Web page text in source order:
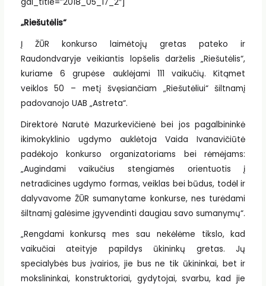
„Riešutėlis“
Į ŽŪR konkurso laimėtojų gretas pateko ir
Raudondvaryje veikiantis lopšelis darželis „Riešutėlis“,
kuriame 6 grupėse auklėjami 111 vaikučių. Kitąmet
veiklos 50 – metį švęsiančiam „Riešutėliui“ šiltnamį
padovanojo UAB „Astreta“.
Direktorė Narutė Mazurkevičienė bei jos pagalbininkė
ikimokyklinio ugdymo auklėtoja Vaida Ivanavičiūtė
padėkojo konkurso organizatoriams bei rėmėjams:
„Augindami vaikučius stengiamės orientuotis į
netradicines ugdymo formas, veiklas bei būdus, todėl ir
dalyvavome ŽŪR sumanytame konkurse, nes turėdami
šiltnamį galėsime įgyvendinti daugiau savo sumanymų“.
„Rengdami konkursą mes sau nekėlėme tikslo, kad
vaikučiai ateityje papildys ūkininkų gretas. Jų
specialybės bus įvairios, jie bus ne tik ūkininkai, bet ir
mokslininkai, konstruktoriai, gydytojai, svarbu, kad jie